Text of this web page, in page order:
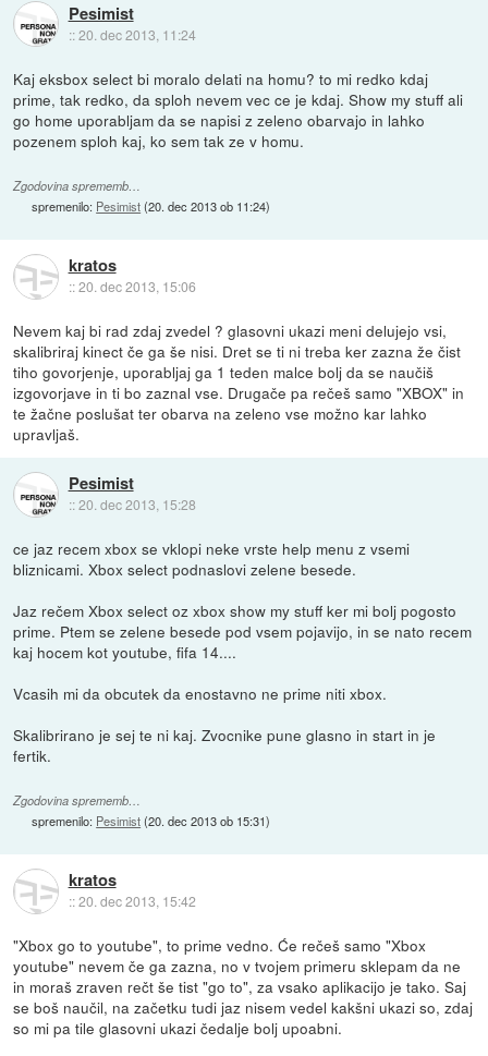
Pesimist
::20. dec 2013, 11:24
Kaj eksbox select bi moralo delati na homu? to mi redko kdaj
prime, tak redko, da sploh nevem vec ce je kdaj. Show my stuff ali
go home uporabljam da se napisi z zeleno obarvajo in lahko
pozenem sploh kaj, ko sem tak ze v homu.
Zgodovina sprememb…
spremenilo: Pesimist(20. dec 2013 ob 11:24)
kratos
::20. dec 2013, 15:06
Nevem kaj bi rad zdaj zvedel ? glasovni ukazi meni delujejo vsi,
skalibriraj kinect če ga še nisi. Dret se ti ni treba ker zazna že čist
tiho govorjenje, uporabljaj ga 1 teden malce bolj da se naučiš
izgovorjave in ti bo zaznal vse. Drugače pa rečeš samo "XBOX" in
te žačne poslušat ter obarva na zeleno vse možno kar lahko
upravljaš.
Pesimist
::20. dec 2013, 15:28
ce jaz recem xbox se vklopi neke vrste help menu z vsemi
bliznicami. Xbox select podnaslovi zelene besede.
Jaz rečem Xbox select oz xbox show my stuff ker mi bolj pogosto
prime. Ptem se zelene besede pod vsem pojavijo, in se nato recem
kaj hocem kot youtube, fifa 14....
Vcasih mi da obcutek da enostavno ne prime niti xbox.
Skalibrirano je sej te ni kaj. Zvocnike pune glasno in start in je
fertik.
Zgodovina sprememb…
spremenilo: Pesimist(20. dec 2013 ob 15:31)
kratos
::20. dec 2013, 15:42
"Xbox go to youtube", to prime vedno. Će rečeš samo "Xbox
youtube" nevem če ga zazna, no v tvojem primeru sklepam da ne
in moraš zraven rečt še tist "go to", za vsako aplikacijo je tako. Saj
se boš naučil, na začetku tudi jaz nisem vedel kakšni ukazi so, zdaj
so mi pa tile glasovni ukazi čedalje bolj upoabni.